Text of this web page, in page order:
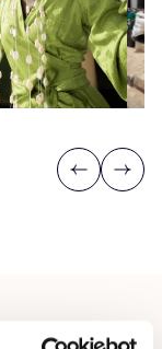
Previous
Next